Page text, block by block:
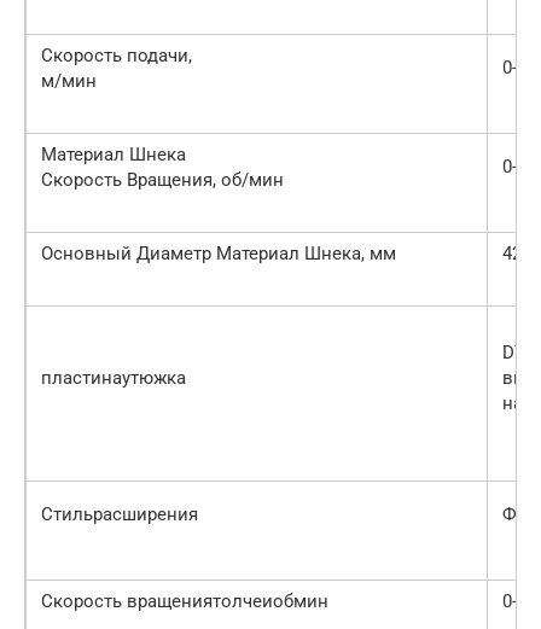
Скорость подачи,
м/мин
0-24
Материал Шнека
Скорость Вращения, об/мин
0-90
Основный Диаметр Материал Шнека, мм 420
пластинаутюжка
Стильрасширения
Скорость вращениятолчеиобмин 0-